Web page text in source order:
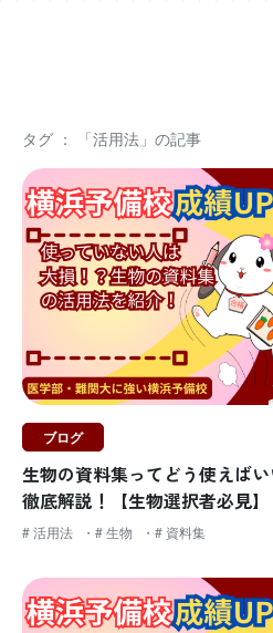
タグ ： 「活用法」の記事
ブログ
生物の資料集ってどう使えば
徹底解説！【生物選択者必見】
# 活用法 # 生物 # 資料集